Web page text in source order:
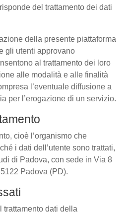
del trattamento dei dati
della presente piattaforma
gli utenti approvano
al trattamento dei loro
alle modalità e alle finalità
l’eventuale diffusione a
per l’erogazione di un servizio.
cioè l’organismo che
i dati dell’utente sono trattati,
di Padova, con sede in Via 8
Padova (PD).
trattamento dati della